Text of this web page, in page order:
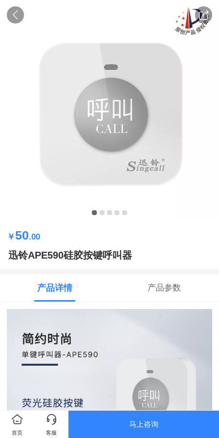
￥ 50.00
迅铃APE590硅胶按键呼叫器
产品详情 产品参数
首页 客服
马上咨询